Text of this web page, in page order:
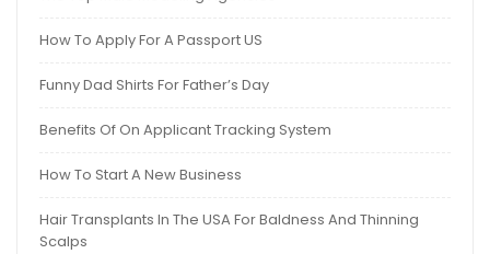
How To Apply For A Passport US
Funny Dad Shirts For Father’s Day
Benefits Of On Applicant Tracking System
How To Start A New Business
Hair Transplants In The USA For Baldness And Thinning
Scalps